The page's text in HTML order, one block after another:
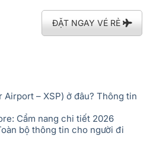
ĐẶT NGAY VÉ RẺ
Airport – XSP) ở đâu? Thông tin
Cẩm nang chi tiết 2026
bộ thông tin cho người đi